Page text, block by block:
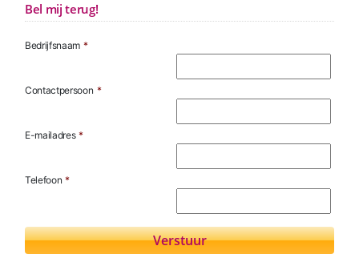
Bel mij terug!
Bedrijfsnaam *
Contactpersoon *
E-mailadres *
Telefoon *